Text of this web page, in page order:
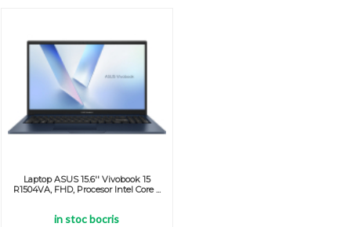
Laptop ASUS 15.6'' Vivobook 15
R1504VA, FHD, Procesor Intel Core ...
in stoc bocris